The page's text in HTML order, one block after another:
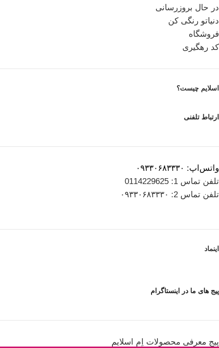
در حال بروزرسانی
دنیاتو رنگی کن
فروشگاه
کد رهگیری
اسلایم چیست؟
ارتباط تلفنی
واتس‌اپ: ۰۹۳۳۰۶۸۳۳۳۰
تلفن تماس 1: 0114229625
تلفن تماس 2: ۰۹۳۳۰۶۸۳۳۳۰
اینماد
پیج های ما در اینستاگرام
پیج معرفی محصولات اِم اسلایم